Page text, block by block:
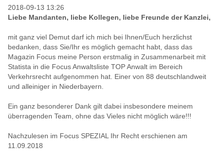
2018-09-13 13:26
Liebe Mandanten, liebe Kollegen, liebe Freunde der Kanzlei,
mit ganz viel Demut darf ich mich bei Ihnen/Euch herzlichst
bedanken, dass Sie/Ihr es möglich gemacht habt, dass das
Magazin Focus meine Person erstmalig in Zusammenarbeit mit
Statista in die Focus Anwaltsliste TOP Anwalt im Bereich
Verkehrsrecht aufgenommen hat. Einer von 88 deutschlandweit
und alleiniger in Niederbayern.
Ein ganz besonderer Dank gilt dabei insbesondere meinem
überragenden Team, ohne das Vieles nicht möglich wäre!!!
Nachzulesen im Focus SPEZIAL Ihr Recht erschienen am
11.09.2018